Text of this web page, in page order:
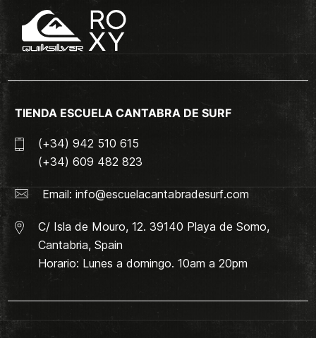
TIENDA ESCUELA CANTABRA DE SURF
(+34) 942 510 615
(+34) 609 482 823
Email: info@escuelacantabradesurf.com
C/ Isla de Mouro, 12. 39140 Playa de Somo,
Cantabria, Spain
Horario: Lunes a domingo. 10am a 20pm